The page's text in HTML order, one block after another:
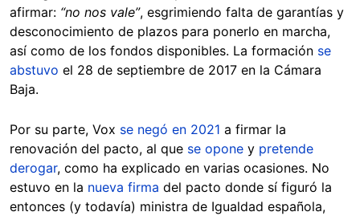
afirmar: “no nos vale”, esgrimiendo falta de garantías y
desconocimiento de plazos para ponerlo en marcha,
así como de los fondos disponibles. La formación se
abstuvo el 28 de septiembre de 2017 en la Cámara
Baja.
Por su parte, Vox se negó en 2021 a firmar la
renovación del pacto, al que se opone y pretende
derogar, como ha explicado en varias ocasiones. No
estuvo en la nueva firma del pacto donde sí figuró la
entonces (y todavía) ministra de Igualdad española,